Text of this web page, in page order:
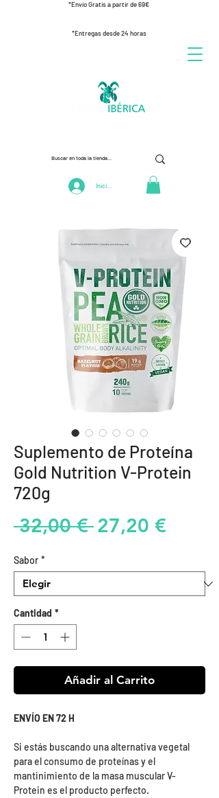
*Envío Gratis a partir de 69€
*Entregas desde 24 horas
Iniciar Sesión
Suplemento de Proteína
Gold Nutrition V-Protein
720g
32,00 € Precio
27,20 €Precio
oferta
Sabor *
Cantidad *
Añadir al Carrito
ENVÍO EN 72 H
Si estás buscando una alternativa vegetal
para el consumo de proteínas y el
mantinimiento de la masa muscular V-
Protein es el producto perfecto.